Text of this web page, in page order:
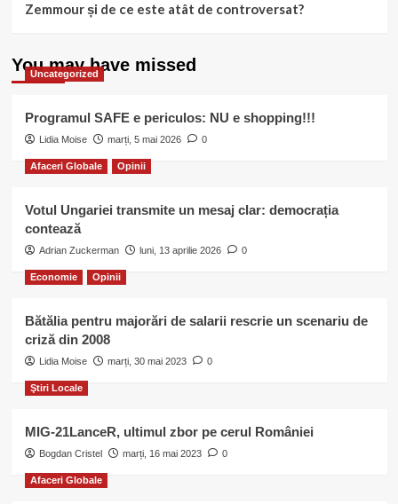
Zemmour și de ce este atât de controversat?
You may have missed
Uncategorized
Programul SAFE e periculos: NU e shopping!!!
Lidia Moise marți, 5 mai 2026 0
Afaceri Globale Opinii
Votul Ungariei transmite un mesaj clar: democrația
contează
Adrian Zuckerman luni, 13 aprilie 2026 0
Economie Opinii
Bătălia pentru majorări de salarii rescrie un scenariu de
criză din 2008
Lidia Moise marți, 30 mai 2023 0
Ştiri Locale
MIG-21LanceR, ultimul zbor pe cerul României
Bogdan Cristel marți, 16 mai 2023 0
Afaceri Globale